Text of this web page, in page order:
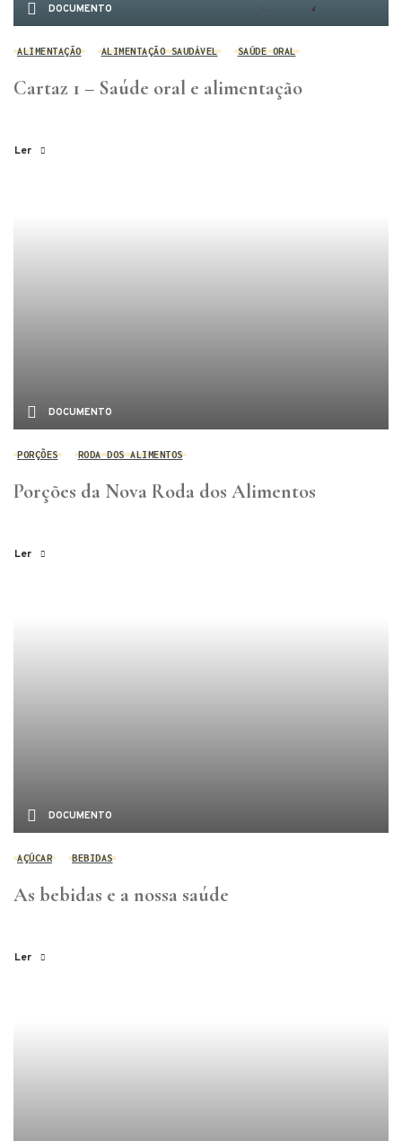
DOCUMENTO
ALIMENTAÇÃO ALIMENTAÇÃO SAUDÁVEL SAÚDE ORAL
Cartaz 1 – Saúde oral e alimentação
Ler
DOCUMENTO
PORÇÕES RODA DOS ALIMENTOS
Porções da Nova Roda dos Alimentos
Ler
DOCUMENTO
AÇÚCAR BEBIDAS
As bebidas e a nossa saúde
Ler